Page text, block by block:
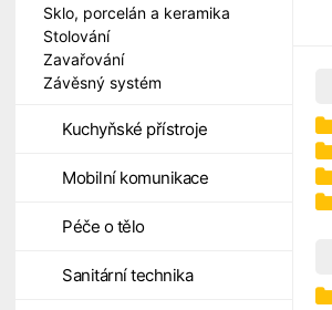
Sklo, porcelán a keramika
Stolování
Zavařování
Závěsný systém
Kuchyňské přístroje
Mobilní komunikace
Péče o tělo
Sanitární technika